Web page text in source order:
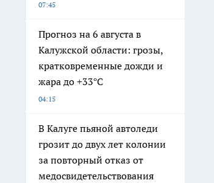
07:45
Прогноз на 6 августа в
Калужской области: грозы,
кратковременные дожди и
жара до +33°С
04:15
В Калуге пьяной автоледи
грозит до двух лет колонии
за повторный отказ от
медосвидетельствования